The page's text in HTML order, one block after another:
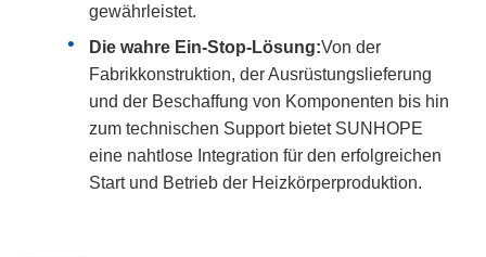
gewährleistet.
Die wahre Ein-Stop-Lösung:Von der
Fabrikkonstruktion, der Ausrüstungslieferung
und der Beschaffung von Komponenten bis hin
zum technischen Support bietet SUNHOPE
eine nahtlose Integration für den erfolgreichen
Start und Betrieb der Heizkörperproduktion.